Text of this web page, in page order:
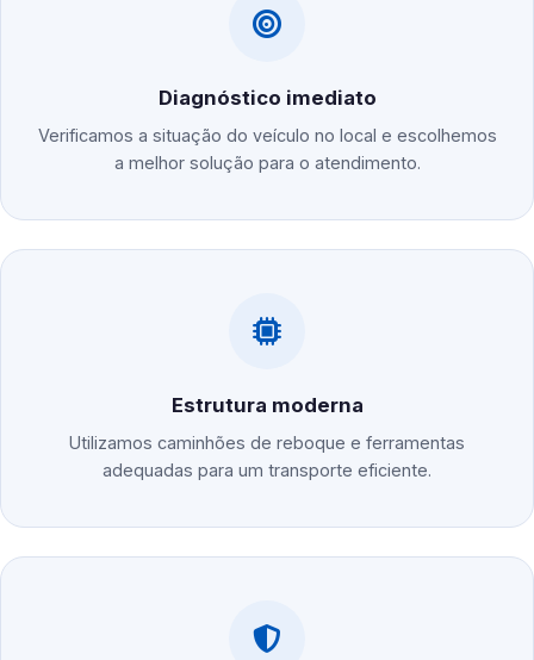
Diagnóstico imediato
Verificamos a situação do veículo no local e escolhemos
a melhor solução para o atendimento.
Estrutura moderna
Utilizamos caminhões de reboque e ferramentas
adequadas para um transporte eficiente.